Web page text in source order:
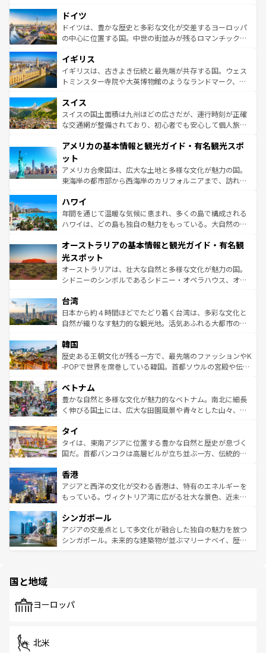
せる。地方によって風土や気候が異なるスペインはその個
性で訪れる人を魅了する。 なお、新着のスペイン情報は コ
ンテンツ一覧を参照してほしい。
で、幅広い魅力が詰まっている。華麗な宮殿、歴史的な大
聖堂、美しいビーチ、そして豊かな自然が、訪れる者を心
から魅了する。また、フランスは美食の国としても知ら
いる。シャンパンの発祥地であるランス、プロヴァンスの
香り高いラベンダー畑など、多彩な楽しみ方が可能だ。さ
らに、パリ以外の地域にも魅力が溢れており、どの街角に
れる地方に足を運ぶとそれぞれで全く異なる文化を体験で
きるだろう。 なお、新着のフランス情報はコンテンツ一覧
を参照してほしい。
ドイツ
ドイツは、豊かな歴史と多彩な文化が交差するヨーロッパ
の中心に位置する国。中世の街並みが残るロマンチック街
顔を持つこの国は、どこを歩いても飽きることがない。ベ
ルリンの文化的活気、バイエルン州のアルプスの絶景、そ
してライン川沿いのワイン畑といった風景は必見。ビール
は、お酒好きな人にはぜひ体験してほしい。 なお、新着の
ドイツ情報はコンテンツ一覧を参照してほしい。
イギリス
イギリスは、古きよき伝統と最先端が共存する国。ウェス
トミンスター寺院や大英博物館のようなランドマーク、歴
リアごとに異なる魅力がある。また、優雅なアフタヌーン
ティー、ビール好きにはたまらない英国パブ、サッカー観
戦など、本場だからこそできる体験も豊富。イギリスを旅
ンツ一覧を参照してほしい。
スイス
スイスの国土面積は九州ほどの広さだが、運行時刻が正確
な交通網が整備されており、初心者でも安心して個人旅行
の建物がそのまま残る町や、スイスならではのユニークな
博物館もあり、アルプス観光だけでなく町歩きも満喫する
ことができる。国民の所得が高いため物価も高いが、旅行
者向けの交通パス提供のサービスもあり、うまく活用すれ
着のスイス情報は
アメリカの基本情報と観光ガイド・有名観光スポ
ット
アメリカ合衆国は、広大な土地と多様な文化が魅力の国。
東海岸の都市部から西海岸のカリフォルニアまで、訪れる
のような巨大都市は、観光、ショッピング、エンターテイ
ンメントが詰まった刺激的なスポットだ。一方、アメリカ
西部には大自然が広がり、グランドキャニオンやイエロー
部のニューオーリンズでは、音楽と美食が融合した独特の
文化が魅力。旅行者はアメリカの各地域で異なる魅力を楽
しみながら、その多様性と豊かな歴史を感じることができ
るだろう。車でのロードトリップや列車の旅も、アメリカ
情報は
ハワイ
年間を通じて温暖な気候に恵まれ、多くの島で構成される
ハワイは、どの島も独自の魅力をもっている。大自然の神
ワイ島は見逃せない。また、定番の観光地といえばオアフ
島だが、静かな自然を求めるならマウイ島やカウアイ島が
おすすめ。エメラルドグリーンに輝く海をはじめ、豊かな
文化や歴史が息づいている。「アロハスピリット」と呼ば
人々、おいしいローカルフードやハワイアンミュージッ
ク、伝統的なフラダンスなど、すべてがハワイの魅力を彩
っている。訪れるたびに新しい発見と感動が待っているハ
はコンテンツ一覧
オーストラリアの基本情報と観光ガイド・有名観
光スポット
オーストラリアは、壮大な自然と多様な文化が魅力の国。
シドニーのシンボルであるシドニー・オペラハウス、オー
リアリーフや大陸中央部にそびえるウルル（エアーズロッ
ク）、タスマニアの美しい原生林やケアンズの熱帯雨林な
ど、見どころがたくさん。また、カフェやワイン、オージ
いる。アクティビティも充実しており、サーフィンやダイ
ビング、ハイキングなど、アウトドア好きにはたまらな
い。オーストラリアの多彩な魅力を存分に味わいつくそ
参照してほしい。
台湾
日本から約４時間ほどでたどり着く台湾は、多彩な文化と
自然が織りなす魅力的な観光地。活気あふれる大都市の台
ン）、静ひつな山岳地帯である台湾東部など、都市の喧騒
と山間の静けさが共存しており、訪れる人に新しい発見と
驚きをもたらしてくれる。また、奥深い台湾の食文化も魅
容にもいいと評判のスイーツなど、バラエティ豊かな料理
が味わえる。 なお、新着の台湾情報は コンテンツ一覧を参
照してほしい。
韓国
歴史ある王朝文化が残る一方で、最先端のファッションやK
-POPで世界を席巻している韓国。首都ソウルの宮殿や伝統
き、地方に足を延ばせば四季折々の自然美を楽しむことが
できる。そして、キムチや焼肉、絶品のストリートフード
まで、さまざまな韓国料理が待っている。夜には、韓国な
リティに包まれながら、韓国の多彩な魅力を心ゆくまで味
わってみてほしい。 なお、新着の韓国情報はコンテンツ一
覧を参照してほしい。
ベトナム
豊かな自然と多様な文化が魅力的なベトナム。南北に細長
く伸びる国土には、広大な田園風景や青々とした山々、世
急速な発展と共に伝統が息づく。ハノイの古い町並みやホ
ーチミン市のフランス統治時代の建物も、独特の雰囲気を
醸し出している。また、バラエティの豊かさとおいしさで
とつ。フォーやバインミー、ベトナムコーヒーなどは、ぜ
ひ現地で味わいたい。どの地域を訪れてもあたたかい人々
が旅行者を迎えてくれるので、きっと忘れられない旅にな
参照してほしい。
タイ
タイは、東南アジアに位置する豊かな自然と歴史が息づく
国だ。首都バンコクは高層ビルが立ち並ぶ一方、伝統的な
の活気が交差している。北部ではチェンマイなどの山岳地
帯で自然と触れ合い、南部ではプーケットやクラビの美し
いビーチでリゾート気分を楽しむことができる。タイ料理
激する。気候は一年中温暖で、どの季節にも異なる楽しみ
が待っている。親しみやすいタイの人々、仏教を中心とし
た文化、そして多様な観光資源が、訪れる旅人を魅了し続
香港
アジアと西洋の文化が交わる香港は、特有のエネルギーを
もっている。ヴィクトリア湾に広がる壮大な景色、近未来
み、どこを訪れても感動するはず。観光スポットが密集し
ており、効率よく見どころを回れるのも魅力。息をのむよ
うな絶景から文化的な体験まで、香港を存分に楽しみ尽く
シンガポール
アジアの交差点として多文化が融合した独自の魅力を放つ
シンガポール。未来的な建築物が並ぶマリーナベイ、歴史
で、ホーカーズは地元の風情を楽しめる外せないスポット
国と地域
ヨーロッパ
北米